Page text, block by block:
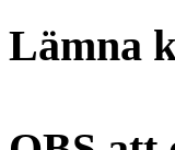
Lämna